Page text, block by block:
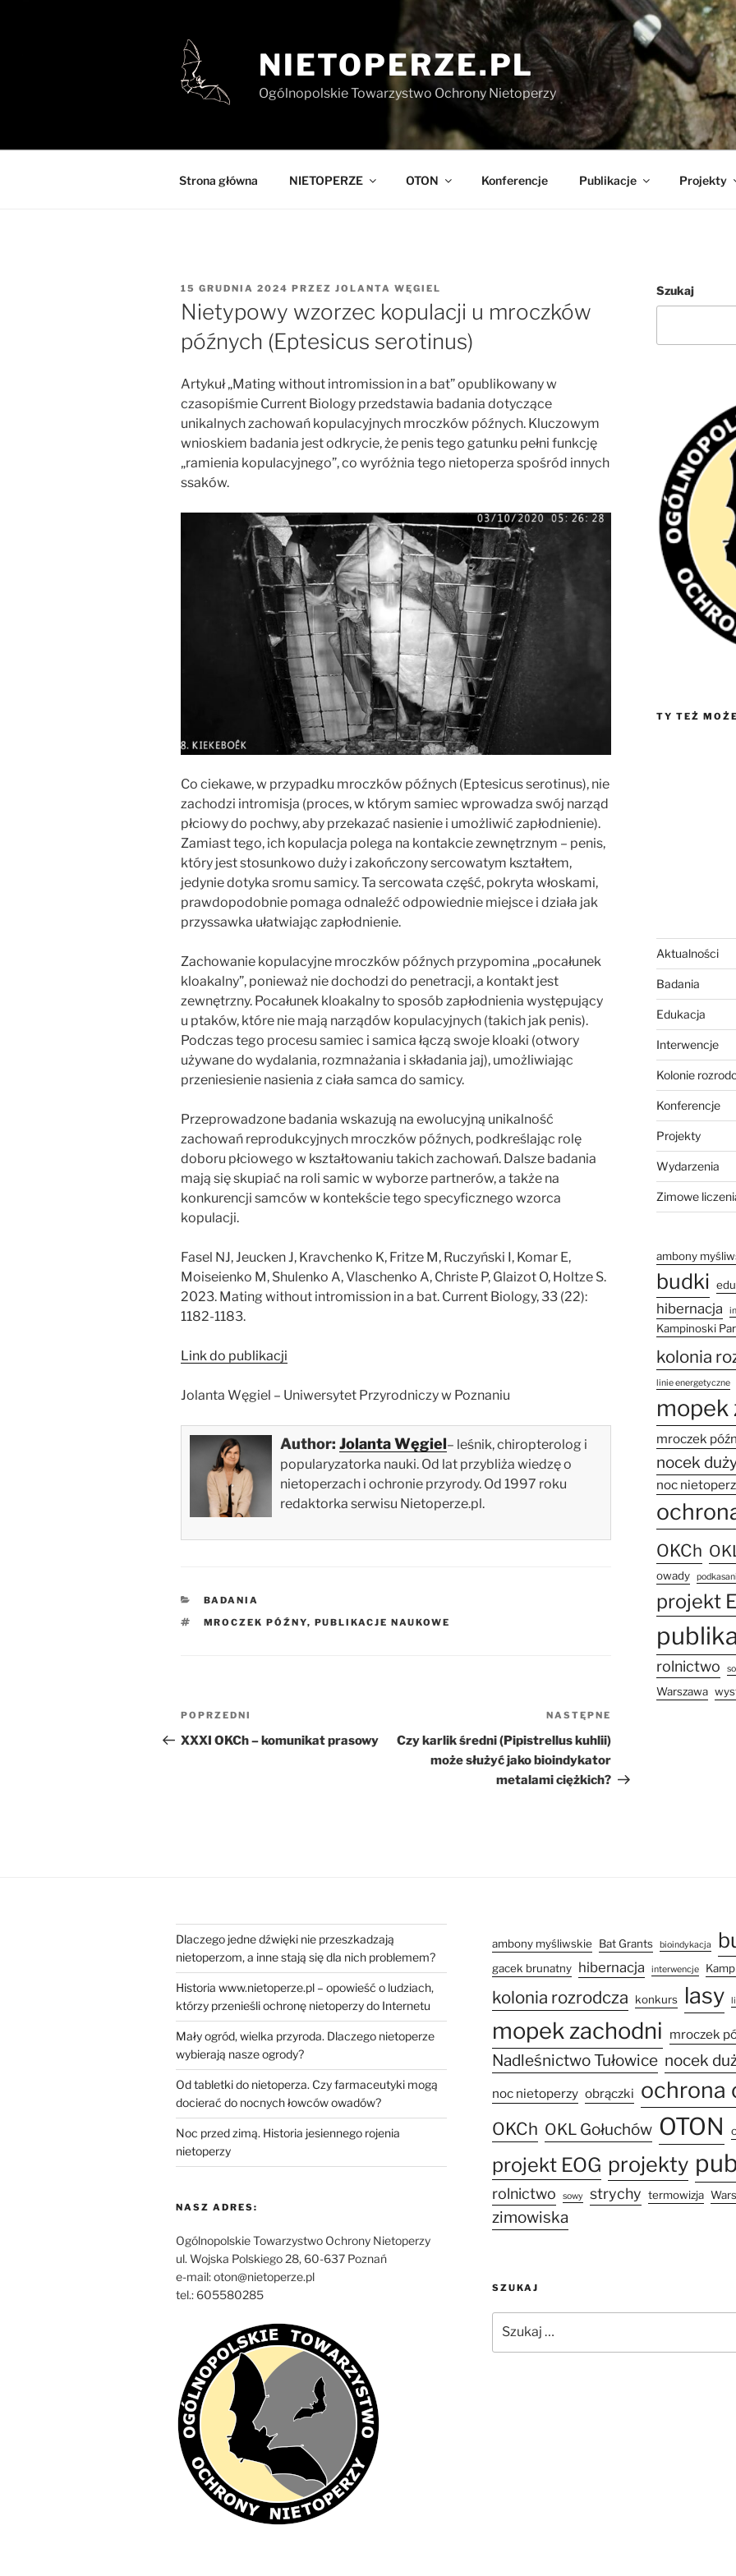
NIETOPERZE.PL
Ogólnopolskie Towarzystwo Ochrony Nietoperzy
Strona główna NIETOPERZE OTON Konferencje Publikacje Projekty
OPUBLIKOWANE
W
15 GRUDNIA 2024 PRZEZ JOLANTA WĘGIEL
Nietypowy wzorzec kopulacji u mroczków
późnych (Eptesicus serotinus)
Artykuł „Mating without intromission in a bat” opublikowany w
czasopiśmie Current Biology przedstawia badania dotyczące
unikalnych zachowań kopulacyjnych mroczków późnych. Kluczowym
wnioskiem badania jest odkrycie, że penis tego gatunku pełni funkcję
„ramienia kopulacyjnego”, co wyróżnia tego nietoperza spośród innych
ssaków.
Co ciekawe, w przypadku mroczków późnych (Eptesicus serotinus), nie
zachodzi intromisja (proces, w którym samiec wprowadza swój narząd
płciowy do pochwy, aby przekazać nasienie i umożliwić zapłodnienie).
Zamiast tego, ich kopulacja polega na kontakcie zewnętrznym – penis,
który jest stosunkowo duży i zakończony sercowatym kształtem,
jedynie dotyka sromu samicy. Ta sercowata część, pokryta włoskami,
prawdopodobnie pomaga odnaleźć odpowiednie miejsce i działa jak
przyssawka ułatwiając zapłodnienie.
Zachowanie kopulacyjne mroczków późnych przypomina „pocałunek
kloakalny”, ponieważ nie dochodzi do penetracji, a kontakt jest
zewnętrzny. Pocałunek kloakalny to sposób zapłodnienia występujący
u ptaków, które nie mają narządów kopulacyjnych (takich jak penis).
Podczas tego procesu samiec i samica łączą swoje kloaki (otwory
używane do wydalania, rozmnażania i składania jaj), umożliwiając
przeniesienie nasienia z ciała samca do samicy.
Przeprowadzone badania wskazują na ewolucyjną unikalność
zachowań reprodukcyjnych mroczków późnych, podkreślając rolę
doboru płciowego w kształtowaniu takich zachowań. Dalsze badania
mają się skupiać na roli samic w wyborze partnerów, a także na
konkurencji samców w kontekście tego specyficznego wzorca
kopulacji.
Fasel NJ, Jeucken J, Kravchenko K, Fritze M, Ruczyński I, Komar E,
Moiseienko M, Shulenko A, Vlaschenko A, Christe P, Glaizot O, Holtze S.
2023. Mating without intromission in a bat. Current Biology, 33 (22):
1182-1183.
Link do publikacji
Jolanta Węgiel – Uniwersytet Przyrodniczy w Poznaniu
Author:Jolanta Węgiel– leśnik, chiropterolog i
popularyzatorka nauki. Od lat przybliża wiedzę o
nietoperzach i ochronie przyrody. Od 1997 roku
redaktorka serwisu Nietoperze.pl.
KATEGORIE
BADANIA
TAGI
MROCZEK PÓŹNY, PUBLIKACJE NAUKOWE
Nawigacja
wpisu
Poprzedni
wpis
POPRZEDNI
XXXI OKCh – komunikat prasowy
wpis
NASTĘPNE
Czy karlik średni (Pipistrellus kuhlii)
może służyć jako bioindykator
metalami ciężkich?
Szukaj
TY TEŻ
Aktualności
Badania
Edukacja
Interwencje
Kolonie
Konferencje
Projekty
Wydarzenia
Zimowe
ambony
budki
hibernacja
Kampinoski
kolonia
linie energetyczne
mopek
mroczek
nocek
noc
OKCh
owady
projekt
rolnictwo
Warszawa
Dlaczego jedne dźwięki nie przeszkadzają
nietoperzom, a inne stają się dla nich problemem?
Historia www.nietoperze.pl – opowieść o ludziach,
którzy przenieśli ochronę nietoperzy do Internetu
Mały ogród, wielka przyroda. Dlaczego nietoperze
wybierają nasze ogrody?
Od tabletki do nietoperza. Czy farmaceutyki mogą
docierać do nocnych łowców owadów?
Noc przed zimą. Historia jesiennego rojenia
nietoperzy
NASZ ADRES:
Ogólnopolskie Towarzystwo Ochrony Nietoperzy
ul. Wojska Polskiego 28, 60-637 Poznań
e-mail: oton@nietoperze.pl
tel.: 605580285
ambony myśliwskie Bat Grants bioindykacja
gacek brunatny hibernacja interwencje
kolonia rozrodcza konkurs lasy
mopek zachodni mroczek
Nadleśnictwo Tułowice nocek
noc nietoperzy obrączki ochrona
OKCh OKL Gołuchów OTON
projekt EOG projekty
rolnictwo sowy strychy termowizja
zimowiska
SZUKAJ